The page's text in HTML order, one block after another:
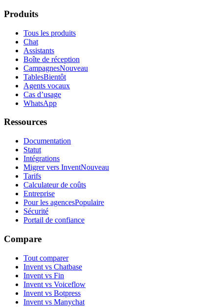
Produits
Tous les produits
Chat
Assistants
Boîte de réception
CampagnesNouveau
TablesBientôt
Agents vocaux
Cas d’usage
WhatsApp
Ressources
Documentation
Statut
Intégrations
Migrer vers InventNouveau
Tarifs
Calculateur de coûts
Entreprise
Pour les agencesPopulaire
Sécurité
Portail de confiance
Compare
Tout comparer
Invent vs Chatbase
Invent vs Fin
Invent vs Voiceflow
Invent vs Botpress
Invent vs Manychat